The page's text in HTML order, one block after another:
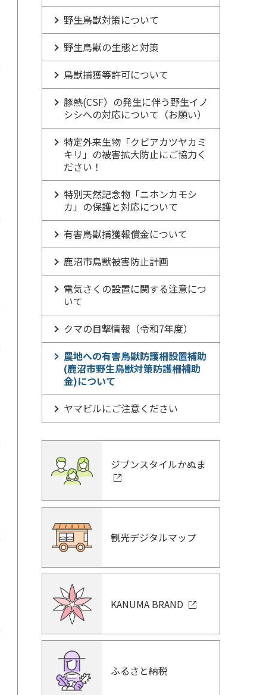
野生鳥獣対策について
野生鳥獣の生態と対策
鳥獣捕獲等許可について
豚熱(CSF）の発生に伴う野生イノ
シシへの対応について（お願い）
特定外来生物「クビアカツヤカミ
キリ」の被害拡大防止にご協力く
ださい！
特別天然記念物「ニホンカモシ
カ」の保護と対応について
有害鳥獣捕獲報償金について
鹿沼市鳥獣被害防止計画
電気さくの設置に関する注意につ
いて
クマの目撃情報（令和7年度）
農地への有害鳥獣防護柵設置補助
(鹿沼市野生鳥獣対策防護柵補助
金)について
ヤマビルにご注意ください
ジブンスタイルかぬま
観光デジタルマップ
KANUMA BRAND
ふるさと納税